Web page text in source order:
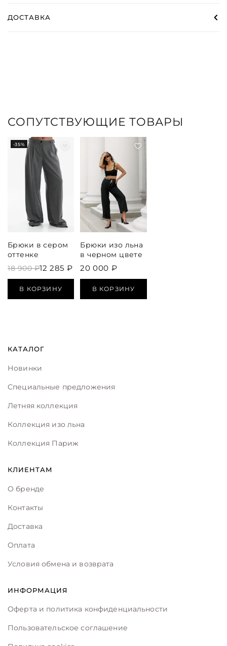
ДОСТАВКА
СОПУТСТВУЮЩИЕ ТОВАРЫ
-35%
Брюки в сером
оттенке
18 900 ₽12 285 ₽
В КОРЗИНУ
Брюки изо льна
в черном цвете
20 000 ₽
В КОРЗИНУ
КАТАЛОГ
Новинки
Специальные предложения
Летняя коллекция
Коллекция изо льна
Коллекция Париж
КЛИЕНТАМ
О бренде
Контакты
Доставка
Оплата
Условия обмена и возврата
ИНФОРМАЦИЯ
Оферта и политика конфиденциальности
Пользовательское соглашение